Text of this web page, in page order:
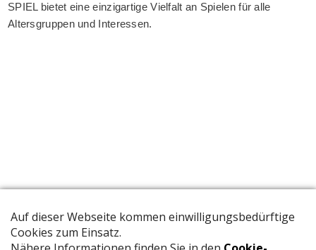
SPIEL bietet eine einzigartige Vielfalt an Spielen für alle
Altersgruppen und Interessen.